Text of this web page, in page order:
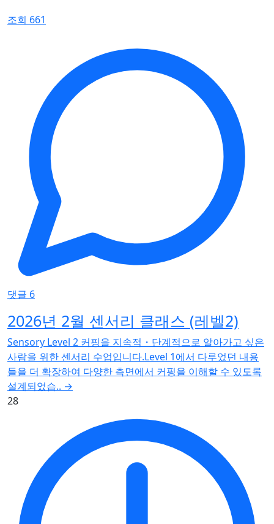
조회 661
댓글 6
2026년 2월 센서리 클래스 (레벨2)
Sensory Level 2 커핑을 지속적・단계적으로 알아가고 싶은
사람을 위한 센서리 수업입니다.Level 1에서 다루었던 내용
들을 더 확장하여 다양한 측면에서 커핑을 이해할 수 있도록
설계되었습.. →
28